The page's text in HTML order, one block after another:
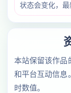
状态会变化，最
本站保留该作品
和平台互动信息
时数值。